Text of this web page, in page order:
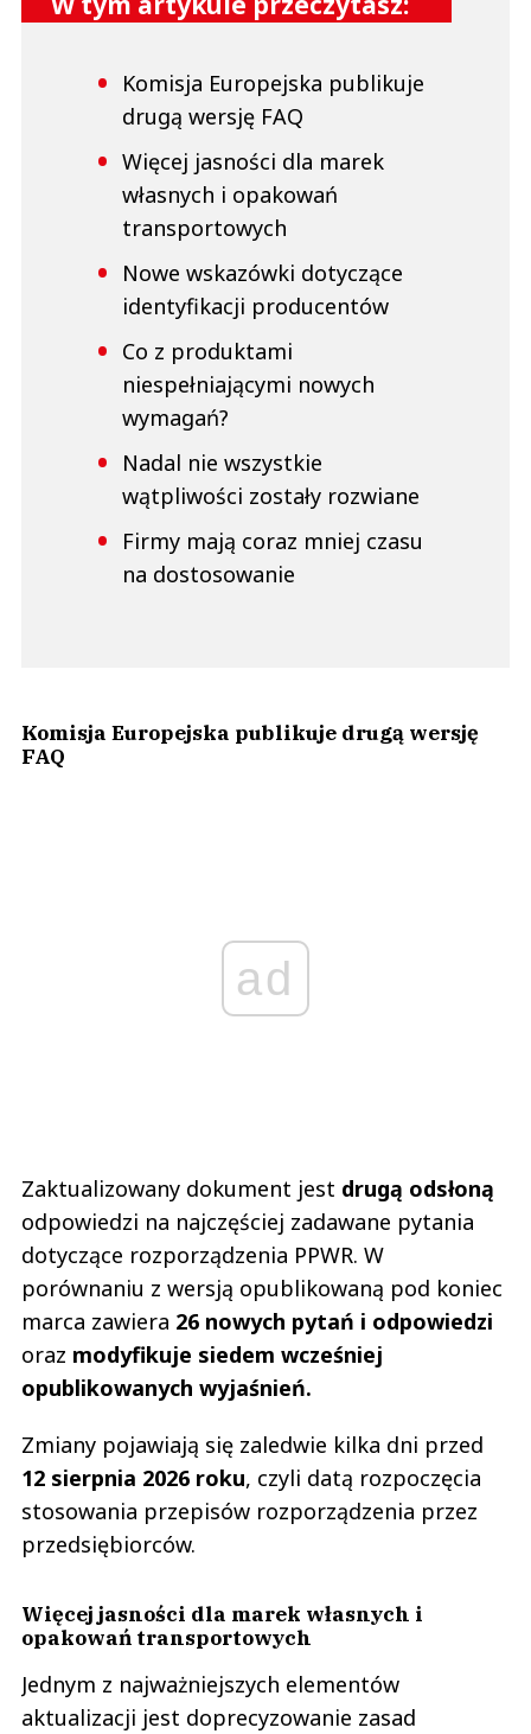
Komisja Europejska publikuje
drugą wersję FAQ
Więcej jasności dla marek
własnych i opakowań
transportowych
Nowe wskazówki dotyczące
identyfikacji producentów
Co z produktami
niespełniającymi nowych
wymagań?
Nadal nie wszystkie
wątpliwości zostały rozwiane
Firmy mają coraz mniej czasu
na dostosowanie
Komisja Europejska publikuje drugą wersję
FAQ
ad
Zaktualizowany dokument jest drugą odsłoną
odpowiedzi na najczęściej zadawane pytania
dotyczące rozporządzenia PPWR. W
porównaniu z wersją opublikowaną pod koniec
marca zawiera 26 nowych pytań i odpowiedzi
oraz modyfikuje siedem wcześniej
opublikowanych wyjaśnień.
Zmiany pojawiają się zaledwie kilka dni przed
12 sierpnia 2026 roku, czyli datą rozpoczęcia
stosowania przepisów rozporządzenia przez
przedsiębiorców.
Więcej jasności dla marek własnych i
opakowań transportowych
Jednym z najważniejszych elementów
aktualizacji jest doprecyzowanie zasad